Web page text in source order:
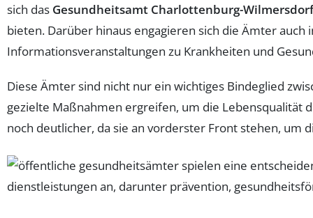
sich das Gesundheitsamt Charlottenburg-Wilmersdorf
bieten. Darüber hinaus engagieren sich die Ämter auch
Informationsveranstaltungen zu Krankheiten und
Diese Ämter sind nicht nur ein wichtiges Bindeglied
gezielte Maßnahmen ergreifen, um die Lebensqualität
noch deutlicher, da sie an vorderster Front stehen, um